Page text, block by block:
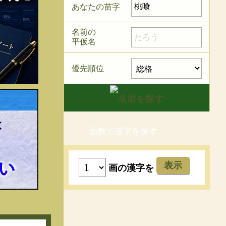
あなたの苗字
名前の
平仮名
優先順位
画数で漢字を探す
画の漢字を 表示